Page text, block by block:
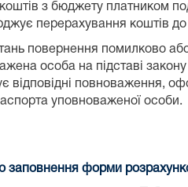
з бюджету платником
перерахування коштів
повернення помилково
особа на підставі закону
повноваження,
уповноваженої особи.
заповнення форми